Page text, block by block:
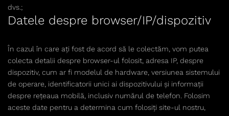
dvs.;
Datele despre browser/IP/dispozitiv
În cazul în care ați fost de acord să le colectăm, vom putea
colecta detalii despre browser-ul folosit, adresa IP, despre
dispozitiv, cum ar fi modelul de hardware, versiunea sistemului
de operare, identificatorii unici ai dispozitivului și informații
despre rețeaua mobilă, inclusiv numărul de telefon. Folosim
aceste date pentru a determina cum folosiți site-ul nostru,